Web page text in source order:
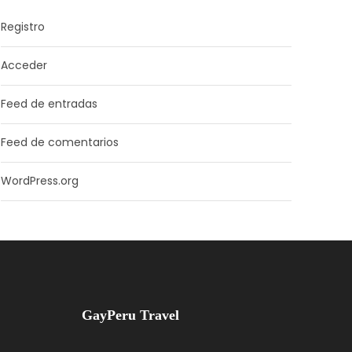
Registro
Acceder
Feed de entradas
Feed de comentarios
WordPress.org
GayPeru Travel